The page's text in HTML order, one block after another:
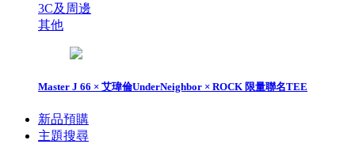
3C及周邊
其他
Master J 66 × 艾瑋倫UnderNeighbor × ROCK 限量聯名TEE
新品預購
主題搜尋